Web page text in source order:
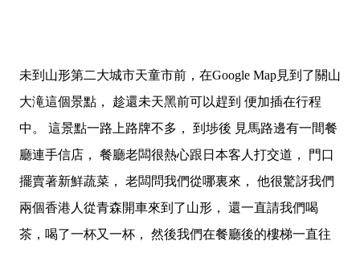
未到山形第二大城市天童市前，在Google Map見到了關山
大滝這個景點， 趁還未天黑前可以趕到 便加插在行程
中。 這景點一路上路牌不多， 到埗後 見馬路邊有一間餐
廳連手信店， 餐廳老闆很熱心跟日本客人打交道， 門口
擺賣著新鮮蔬菜， 老闆問我們從哪裏來， 他很驚訝我們
兩個香港人從青森開車來到了山形， 還一直請我們喝
茶，喝了一杯又一杯， 然後我們在餐廳後的樓梯一直往